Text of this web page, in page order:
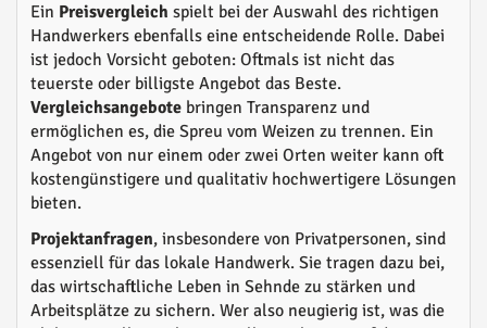
Ein Preisvergleich spielt bei der Auswahl des richtigen
Handwerkers ebenfalls eine entscheidende Rolle. Dabei
ist jedoch Vorsicht geboten: Oftmals ist nicht das
teuerste oder billigste Angebot das Beste.
Vergleichsangebote bringen Transparenz und
ermöglichen es, die Spreu vom Weizen zu trennen. Ein
Angebot von nur einem oder zwei Orten weiter kann oft
kostengünstigere und qualitativ hochwertigere Lösungen
bieten.
Projektanfragen, insbesondere von Privatpersonen, sind
essenziell für das lokale Handwerk. Sie tragen dazu bei,
das wirtschaftliche Leben in Sehnde zu stärken und
Arbeitsplätze zu sichern. Wer also neugierig ist, was die